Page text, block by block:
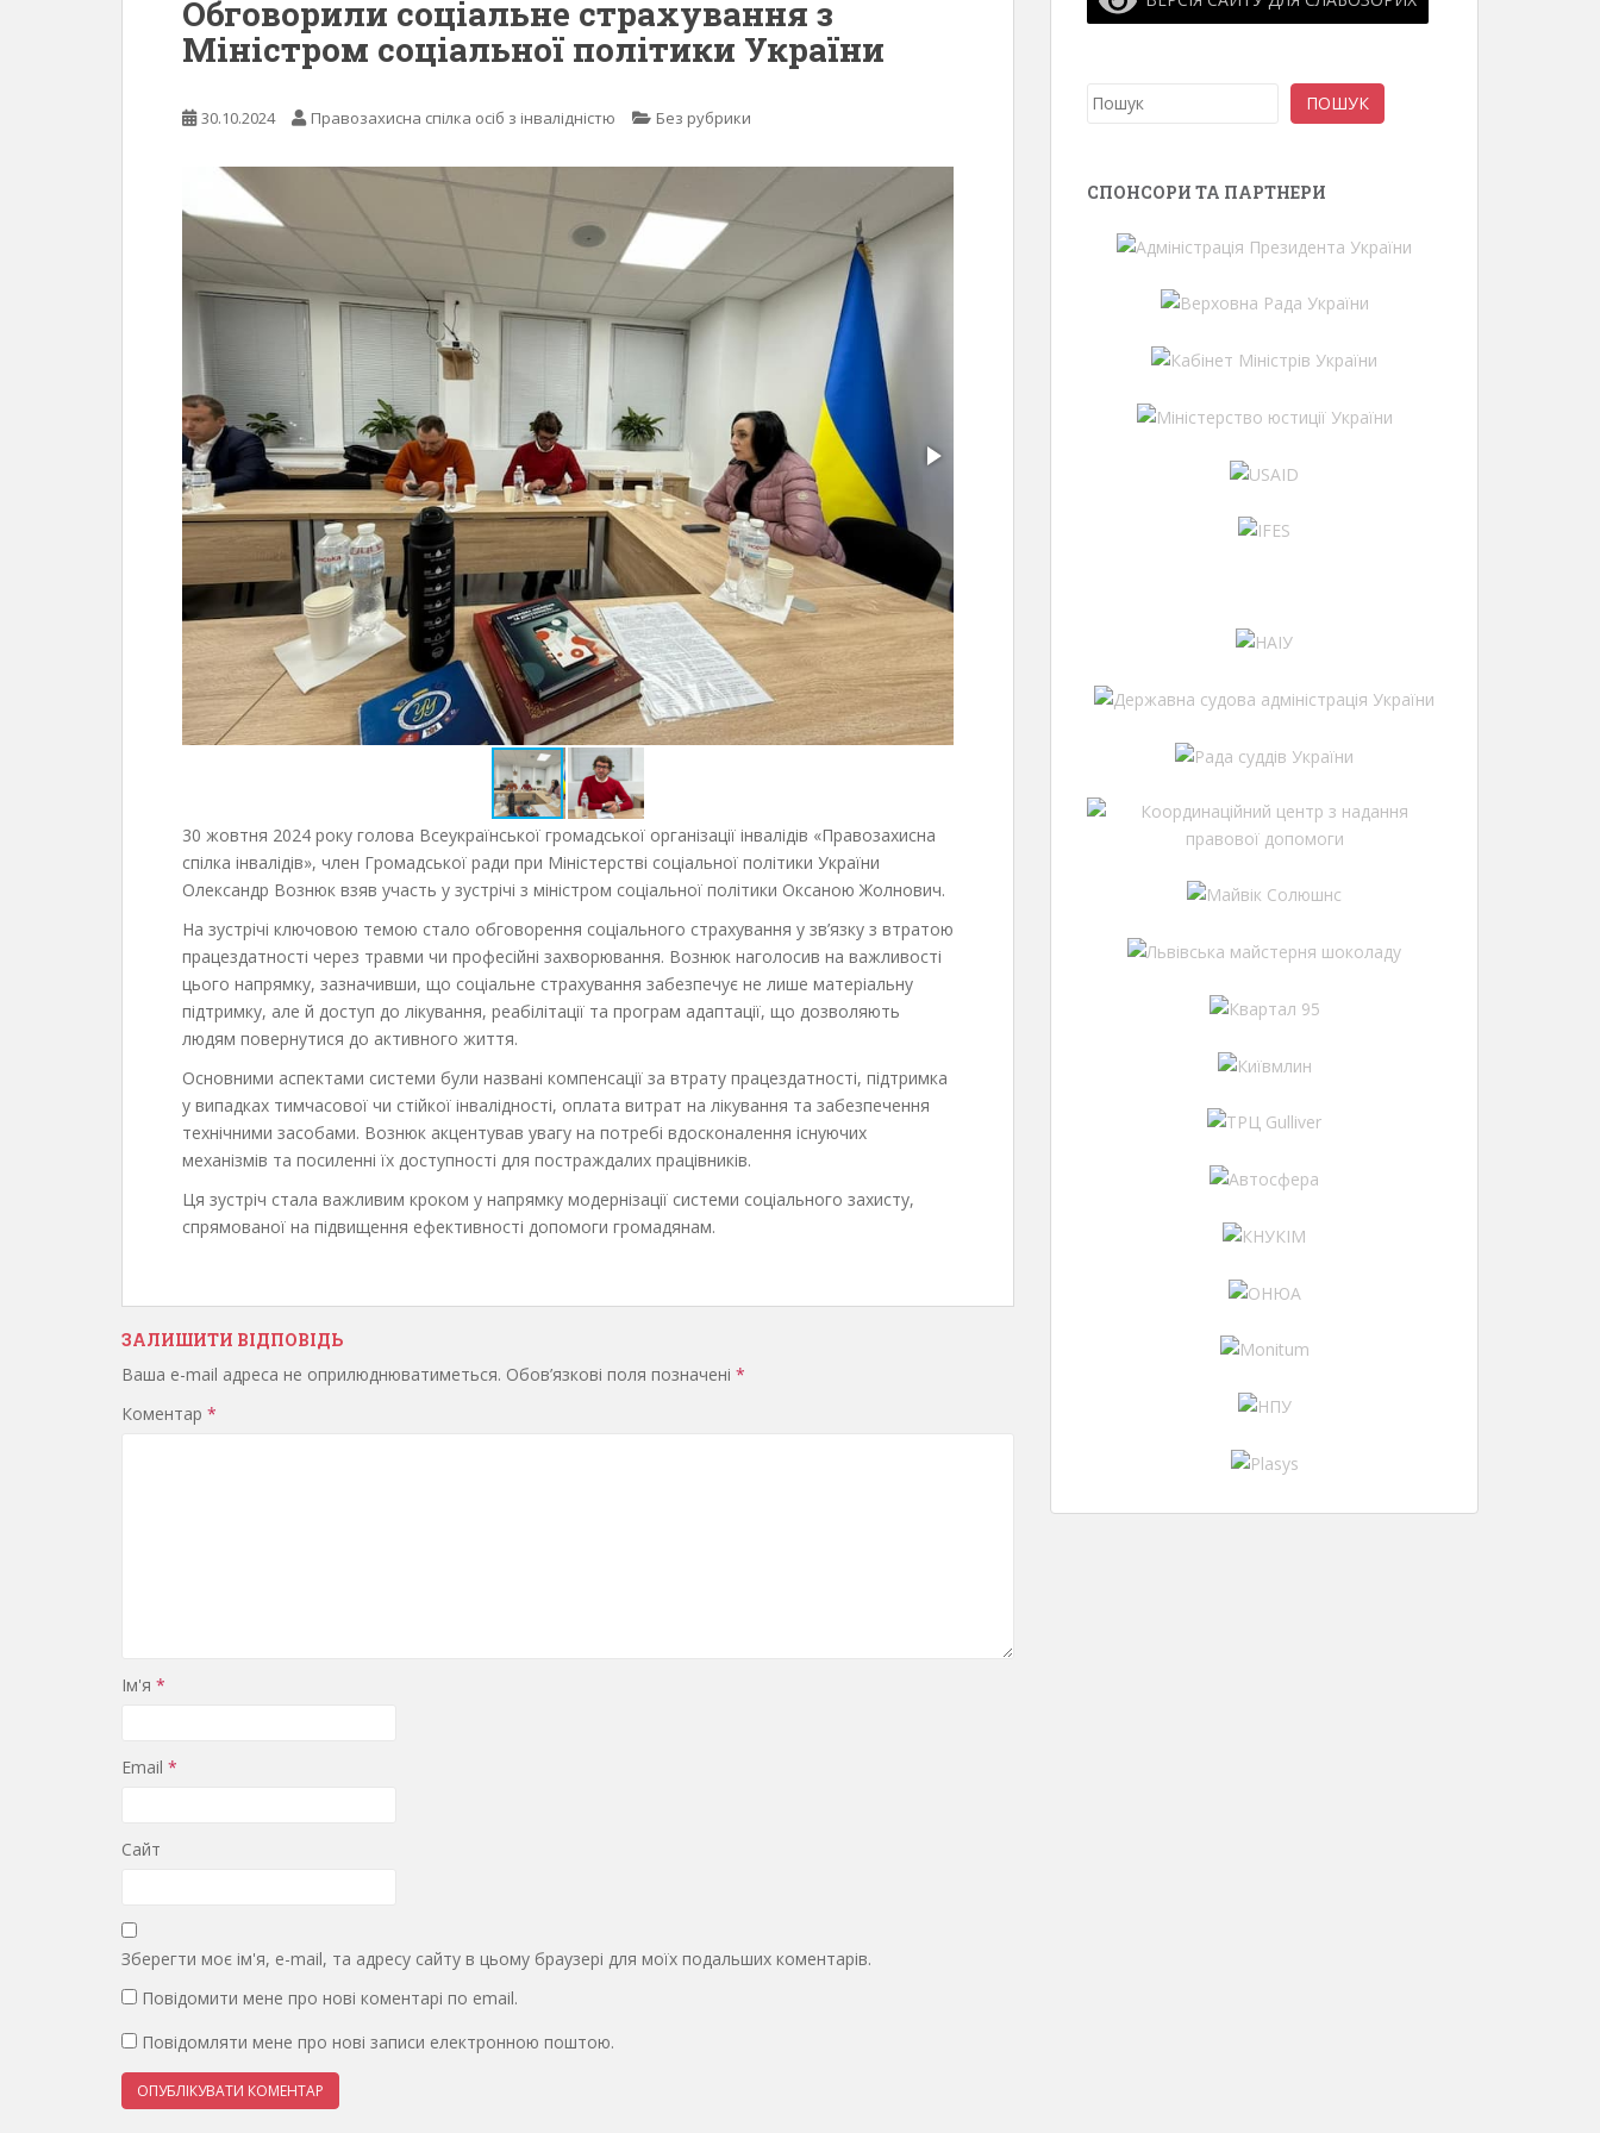
Обговорили соціальне страхування з
Міністром соціальної політики України
30.10.2024 Правозахисна спілка осіб з інвалідністю Без рубрики
30 жовтня 2024 року голова Всеукраїнської громадської організації інвалідів «Правозахисна
спілка інвалідів», член Громадської ради при Міністерстві соціальної політики України
Олександр Вознюк взяв участь у зустрічі з міністром соціальної політики Оксаною Жолнович.
На зустрічі ключовою темою стало обговорення соціального страхування у зв’язку з втратою
працездатності через травми чи професійні захворювання. Вознюк наголосив на важливості
цього напрямку, зазначивши, що соціальне страхування забезпечує не лише матеріальну
підтримку, але й доступ до лікування, реабілітації та програм адаптації, що дозволяють
людям повернутися до активного життя.
Основними аспектами системи були названі компенсації за втрату працездатності, підтримка
у випадках тимчасової чи стійкої інвалідності, оплата витрат на лікування та забезпечення
технічними засобами. Вознюк акцентував увагу на потребі вдосконалення існуючих
механізмів та посиленні їх доступності для постраждалих працівників.
Ця зустріч стала важливим кроком у напрямку модернізації системи соціального захисту,
спрямованої на підвищення ефективності допомоги громадянам.
ЗАЛИШИТИ ВІДПОВІДЬ
Ваша e-mail адреса не оприлюднюватиметься. Обов’язкові поля позначені *
Коментар *
Ім'я *
Email *
Сайт
Зберегти моє ім'я, e-mail, та адресу сайту в цьому браузері для моїх подальших коментарів.
Повідомити мене про нові коментарі по email.
Повідомляти мене про нові записи електронною поштою.
Пошук ПОШУК
СПОНСОРИ ТА ПАРТНЕРИ